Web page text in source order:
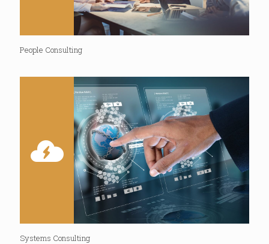
People Consulting
Systems Consulting